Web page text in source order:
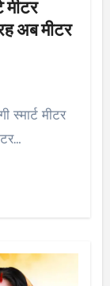
मीटर
अब मीटर